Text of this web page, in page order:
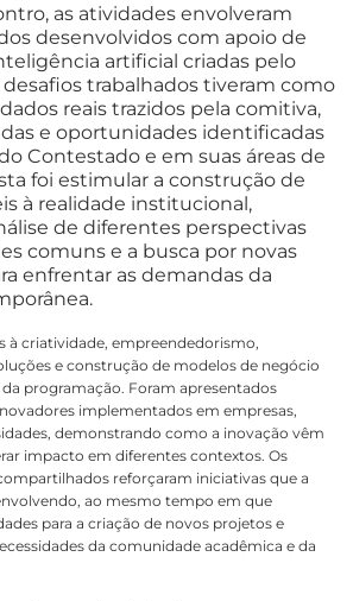
as atividades envolveram
desenvolvidos com apoio de
artificial criadas pelo
desafios trabalhados tiveram como
reais trazidos pela comitiva,
e oportunidades identificadas
Contestado e em suas áreas de
foi estimular a construção de
à realidade institucional,
de diferentes perspectivas
comuns e a busca por novas
enfrentar as demandas da
à criatividade, empreendedorismo,
e construção de modelos de negócio
programação. Foram apresentados
implementados em empresas,
demonstrando como a inovação vêm
impacto em diferentes contextos. Os
reforçaram iniciativas que a
ao mesmo tempo em que
para a criação de novos projetos e
da comunidade acadêmica e da